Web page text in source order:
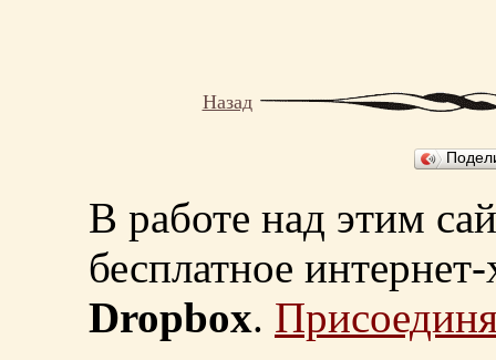
Назад
В работе над этим
бесплатное
Dropbox.